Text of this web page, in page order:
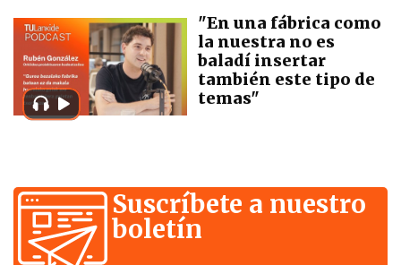
"En una fábrica como
la nuestra no es
baladí insertar
también este tipo de
temas"
Suscríbete a nuestro
boletín